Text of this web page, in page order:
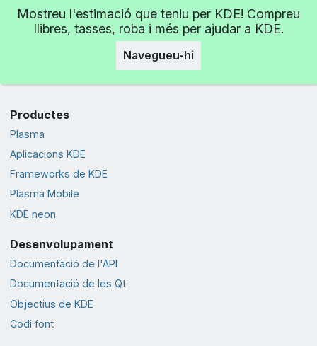
Mostreu l'estimació que teniu per KDE! Compreu
llibres, tasses, roba i més per ajudar a KDE.
Navegueu-hi
Productes
Plasma
Aplicacions KDE
Frameworks de KDE
Plasma Mobile
KDE neon
Desenvolupament
Documentació de l'API
Documentació de les Qt
Objectius de KDE
Codi font